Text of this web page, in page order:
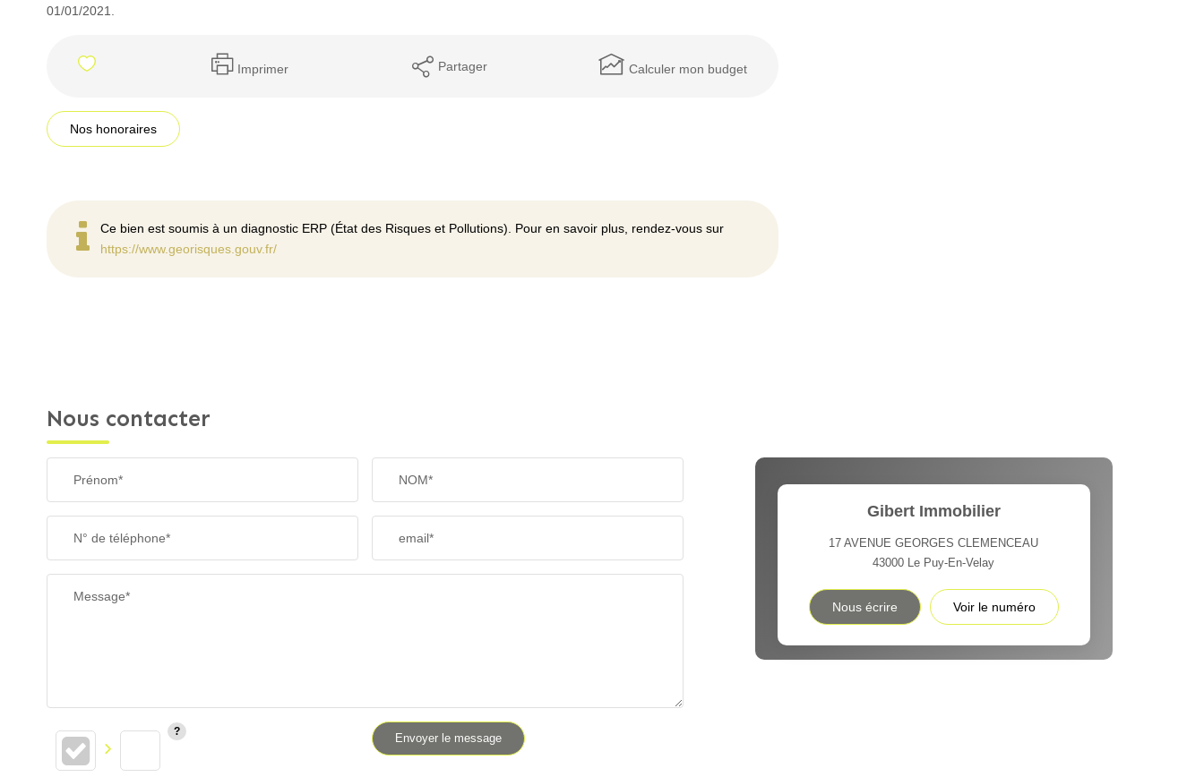
01/01/2021.
Imprimer Partager Calculer mon budget
Nos honoraires
Ce bien est soumis à un diagnostic ERP (État des Risques et Pollutions). Pour en savoir plus, rendez-vous sur
https://www.georisques.gouv.fr/
Nous contacter
Prénom* NOM*
N° de téléphone* email*
Message*
Envoyer le message
Gibert Immobilier
17 AVENUE GEORGES CLEMENCEAU
43000 Le Puy-En-Velay
Nous écrire Voir le numéro